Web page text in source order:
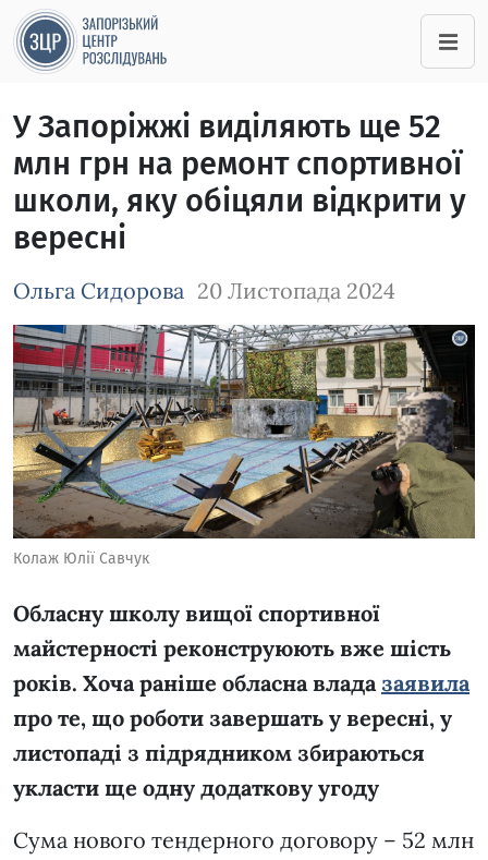
У Запоріжжі виділяють ще 52
млн грн на ремонт спортивної
школи, яку обіцяли відкрити у
вересні
Ольга Сидорова 20 Листопада 2024
Зображення завантажується
Колаж Юлії Савчук
Обласну школу вищої спортивної
майстерності реконструюють вже шість
років. Хоча раніше обласна владазаявила
про те, що роботи завершать у вересні, у
листопаді з підрядником збираються
укласти ще одну додаткову угоду
Сума нового тендерного договору – 52 млн